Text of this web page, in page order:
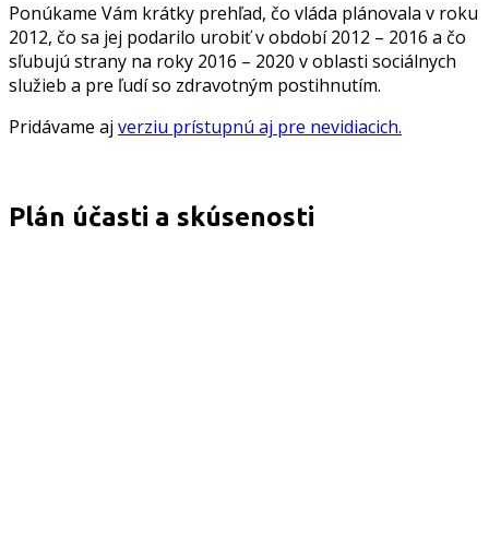
Ponúkame Vám krátky prehľad, čo vláda plánovala v roku
2012, čo sa jej podarilo urobiť v období 2012 – 2016 a čo
sľubujú strany na roky 2016 – 2020 v oblasti sociálnych
služieb a pre ľudí so zdravotným postihnutím.
Pridávame aj verziu prístupnú aj pre nevidiacich.
Plán účasti a skúsenosti